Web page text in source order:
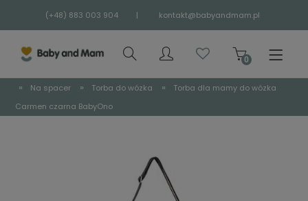
(+48) 883 003 904 | kontakt@babyandmam.pl
» Na spacer » Torba do wózka »
Torba dla mamy do wózka
Carmen czarna BabyOno